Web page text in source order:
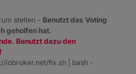
stellen - Benutzt das Voting
geholfen hat.
Benutzt dazu den
iobroker.net/fix.sh | bash -